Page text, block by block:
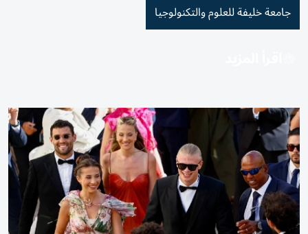
جامعة خليفة للعلوم والتكنولوجيا